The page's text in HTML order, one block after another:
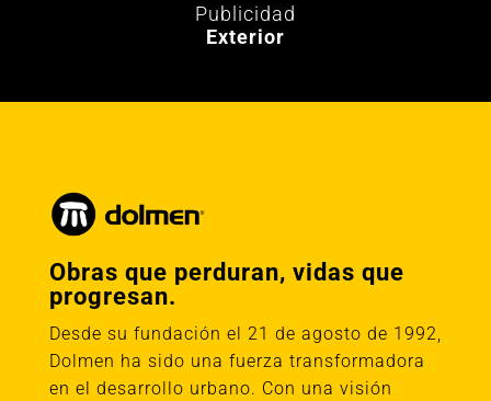
Publicidad
Exterior
Obras que perduran, vidas que
progresan.
Desde su fundación el 21 de agosto de 1992,
Dolmen ha sido una fuerza transformadora
en el desarrollo urbano. Con una visión